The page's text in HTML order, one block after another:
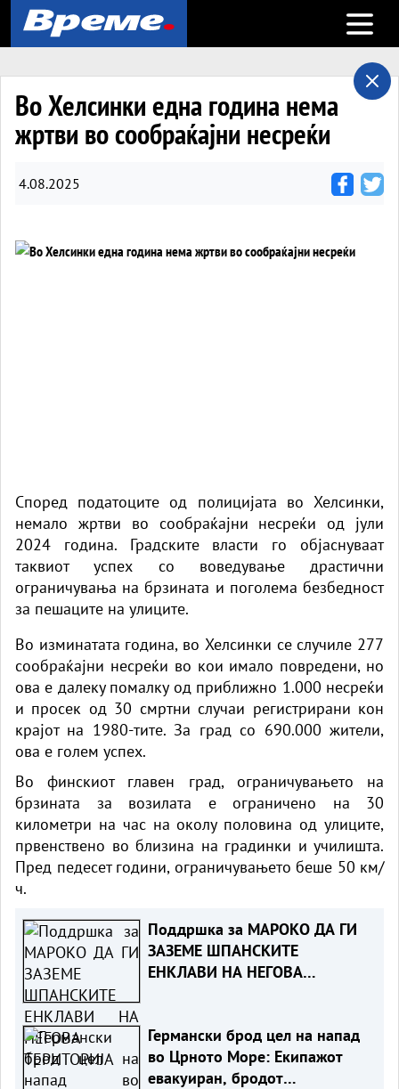
Open
Во Хелсинки една година нема
жртви во сообраќајни несреќи
4.08.2025
Според податоците од полицијата во Хелсинки,
немало жртви во сообраќајни несреќи од јули
2024 година. Градските власти го објаснуваат
таквиот успех со воведување драстични
ограничувања на брзината и поголема безбедност
за пешаците на улиците.
Во изминатата година, во Хелсинки се случиле 277
сообраќајни несреќи во кои имало повредени, но
ова е далеку помалку од приближно 1.000 несреќи
и просек од 30 смртни случаи регистрирани кон
крајот на 1980-тите. За град со 690.000 жители,
ова е голем успех.
Во финскиот главен град, ограничувањето на
брзината за возилата е ограничено на 30
километри на час на околу половина од улиците,
првенствено во близина на градинки и училишта.
Пред педесет години, ограничувањето беше 50 км/
ч.
Поддршка за МАРОКО ДА ГИ
ЗАЗЕМЕ ШПАНСКИТЕ
ЕНКЛАВИ НА НЕГОВА
Германски брод цел на напад
во Црното Море: Екипажот
евакуиран, бродот